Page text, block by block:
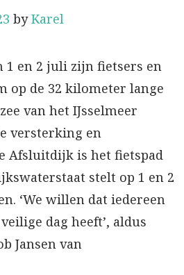
byKarel
1 en 2 juli zijn fietsers en
op de 32 kilometer lange
van het IJsselmeer
versterking en
Afsluitdijk is het fietspad
stelt op 1 en 2
‘We willen dat iedereen
dag heeft’, aldus
Jansen van